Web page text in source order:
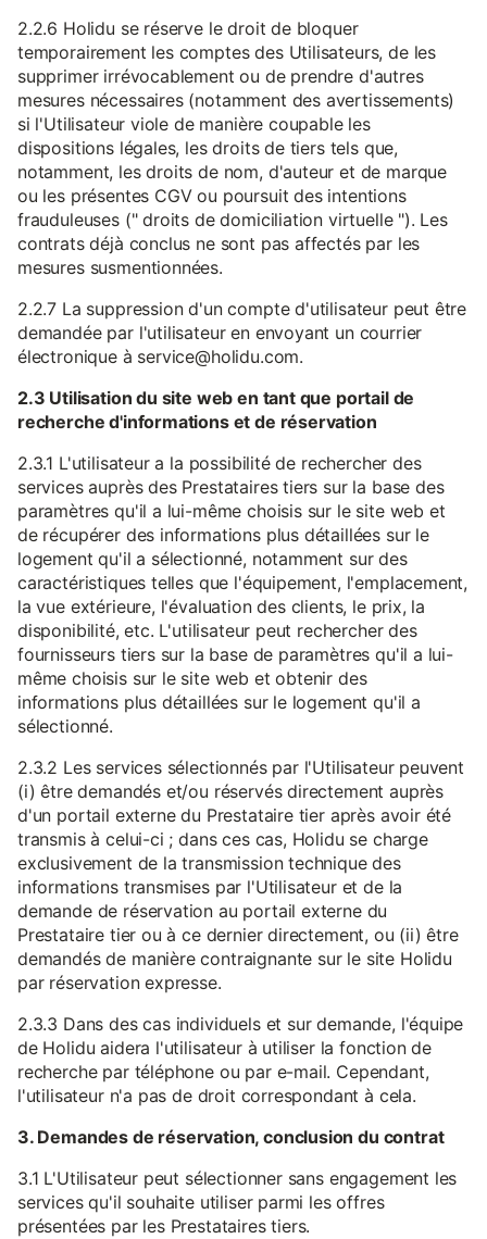
2.2.6 Holidu se réserve le droit de bloquer
temporairement les comptes des Utilisateurs, de les
supprimer irrévocablement ou de prendre d'autres
mesures nécessaires (notamment des avertissements)
si l'Utilisateur viole de manière coupable les
dispositions légales, les droits de tiers tels que,
notamment, les droits de nom, d'auteur et de marque
ou les présentes CGV ou poursuit des intentions
frauduleuses (" droits de domiciliation virtuelle "). Les
contrats déjà conclus ne sont pas affectés par les
mesures susmentionnées.
2.2.7 La suppression d'un compte d'utilisateur peut être
demandée par l'utilisateur en envoyant un courrier
électronique à service@holidu.com.
2.3 Utilisation du site web en tant que portail de
recherche d'informations et de réservation
2.3.1 L'utilisateur a la possibilité de rechercher des
services auprès des Prestataires tiers sur la base des
paramètres qu'il a lui-même choisis sur le site web et
de récupérer des informations plus détaillées sur le
logement qu'il a sélectionné, notamment sur des
caractéristiques telles que l'équipement, l'emplacement,
la vue extérieure, l'évaluation des clients, le prix, la
disponibilité, etc. L'utilisateur peut rechercher des
fournisseurs tiers sur la base de paramètres qu'il a lui-
même choisis sur le site web et obtenir des
informations plus détaillées sur le logement qu'il a
sélectionné.
2.3.2 Les services sélectionnés par l'Utilisateur peuvent
(i) être demandés et/ou réservés directement auprès
d'un portail externe du Prestataire tier après avoir été
transmis à celui-ci ; dans ces cas, Holidu se charge
exclusivement de la transmission technique des
informations transmises par l'Utilisateur et de la
demande de réservation au portail externe du
Prestataire tier ou à ce dernier directement, ou (ii) être
demandés de manière contraignante sur le site Holidu
par réservation expresse.
2.3.3 Dans des cas individuels et sur demande, l'équipe
de Holidu aidera l'utilisateur à utiliser la fonction de
recherche par téléphone ou par e-mail. Cependant,
l'utilisateur n'a pas de droit correspondant à cela.
3. Demandes de réservation, conclusion du contrat
3.1 L'Utilisateur peut sélectionner sans engagement les
services qu'il souhaite utiliser parmi les offres
présentées par les Prestataires tiers.